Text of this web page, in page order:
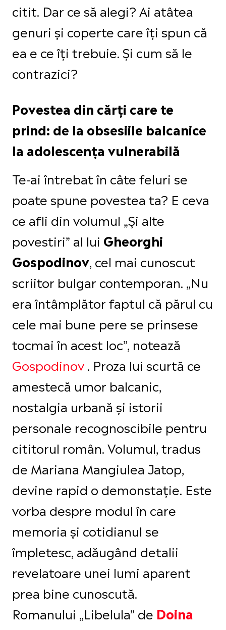
citit. Dar ce să alegi? Ai atâtea
genuri și coperte care îți spun că
ea e ce îți trebuie. Și cum să le
contrazici?
Povestea din cărți care te
prind: de la obsesiile balcanice
la adolescența vulnerabilă
Te-ai întrebat în câte feluri se
poate spune povestea ta? E ceva
ce afli din volumul „Și alte
povestiri” al lui Gheorghi
Gospodinov, cel mai cunoscut
scriitor bulgar contemporan. „Nu
era întâmplător faptul că părul cu
cele mai bune pere se prinsese
tocmai în acest loc”, notează
Gospodinov. Proza lui scurtă ce
amestecă umor balcanic,
nostalgia urbană și istorii
personale recognoscibile pentru
cititorul român. Volumul, tradus
de Mariana Mangiulea Jatop,
devine rapid o demonstație. Este
vorba despre modul în care
memoria și cotidianul se
împletesc, adăugând detalii
revelatoare unei lumi aparent
prea bine cunoscută.
Romanului „Libelula” de Doina